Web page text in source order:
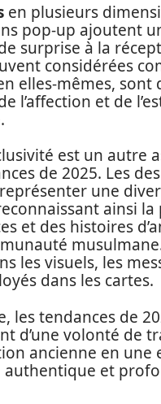
en plusieurs
pop-up ajoutent
surprise à la
considérées
elles-mêmes, sont
l’affection et de
est un autre
de 2025. Les
une
ainsi
et des histoires
les visuels, les
dans les cartes.
les tendances de
d’une volonté de
ancienne en une
authentique et